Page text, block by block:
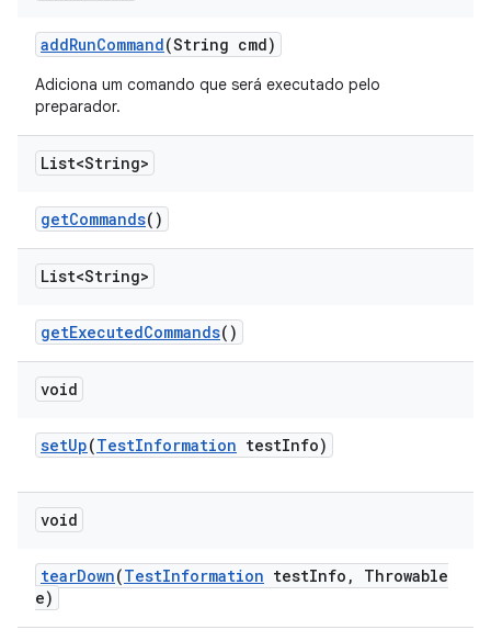
addRunCommand(String cmd)
Adiciona um comando que será executado pelo
preparador.
List<String>
getCommands()
List<String>
getExecutedCommands()
void
setUp(TestInformation testInfo)
void
tearDown(TestInformation testInfo ,
Throwable
e)